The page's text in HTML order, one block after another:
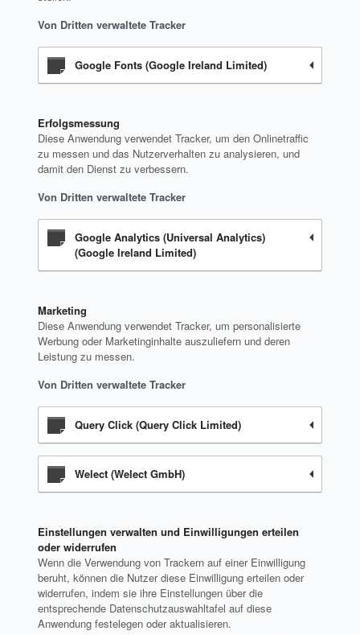
Von Dritten verwaltete Tracker
Google Fonts (Google Ireland Limited)
Erfolgsmessung
Diese Anwendung verwendet Tracker, um den Onlinetraffic
zu messen und das Nutzerverhalten zu analysieren, und
damit den Dienst zu verbessern.
Von Dritten verwaltete Tracker
Google Analytics (Universal Analytics)
(Google Ireland Limited)
Marketing
Diese Anwendung verwendet Tracker, um personalisierte
Werbung oder Marketinginhalte auszuliefern und deren
Leistung zu messen.
Von Dritten verwaltete Tracker
Query Click (Query Click Limited)
Welect (Welect GmbH)
Einstellungen verwalten und Einwilligungen erteilen
oder widerrufen
Wenn die Verwendung von Trackern auf einer Einwilligung
beruht, können die Nutzer diese Einwilligung erteilen oder
widerrufen, indem sie ihre Einstellungen über die
entsprechende Datenschutzauswahltafel auf diese
Anwendung festelegen oder aktualisieren.